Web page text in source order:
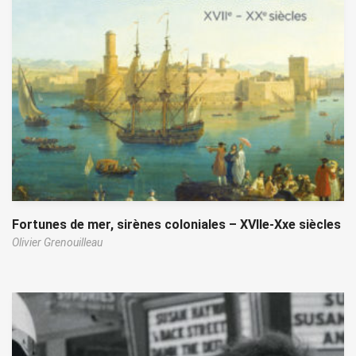
Fortunes de mer, sirènes coloniales – XVIIe-Xxe siècles
Olivier Grenouilleau